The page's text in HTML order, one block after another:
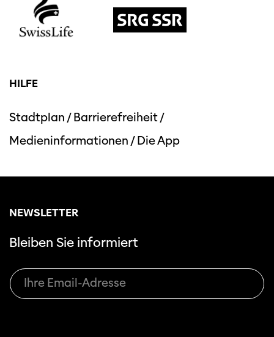
Diese Seite wird mit Internet Explorer
HILFE
Stadtplan /Barrierefreiheit/
Medieninformationen /Die App
NEWSLETTER
Bleiben Sie informiert